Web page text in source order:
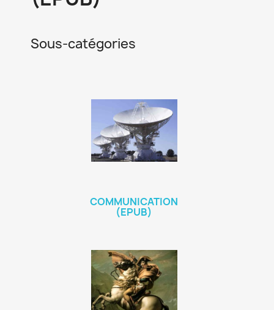
Sous-catégories
COMMUNICATION
(EPUB)